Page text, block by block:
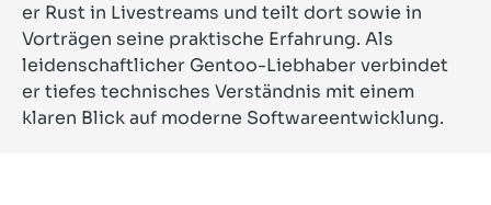
er Rust in Livestreams und teilt dort sowie in
Vorträgen seine praktische Erfahrung. Als
leidenschaftlicher Gentoo-Liebhaber verbindet
er tiefes technisches Verständnis mit einem
klaren Blick auf moderne Softwareentwicklung.